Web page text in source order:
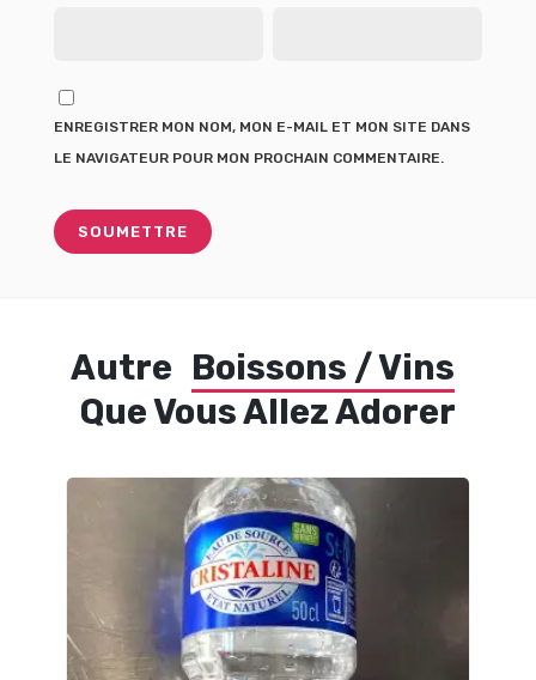
ENREGISTRER MON NOM, MON E-MAIL ET MON SITE DANS
LE NAVIGATEUR POUR MON PROCHAIN COMMENTAIRE.
Autre Boissons / Vins
Que Vous Allez Adorer